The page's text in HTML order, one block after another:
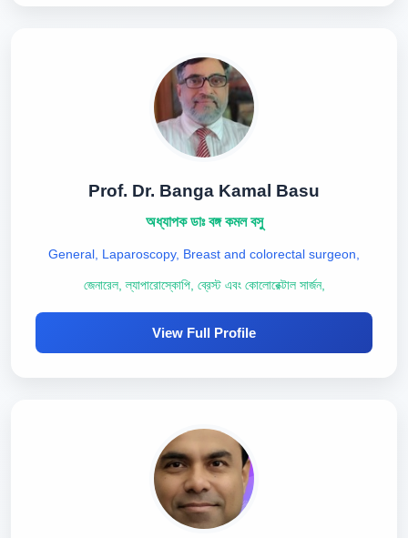
Prof. Dr. Banga Kamal Basu
অধ্যাপক ডাঃ বঙ্গ কমল বসু
General, Laparoscopy, Breast and colorectal surgeon,
জেনারেল, ল্যাপারোস্কোপি, ব্রেস্ট এবং কোলোরেক্টাল সার্জন,
View Full Profile